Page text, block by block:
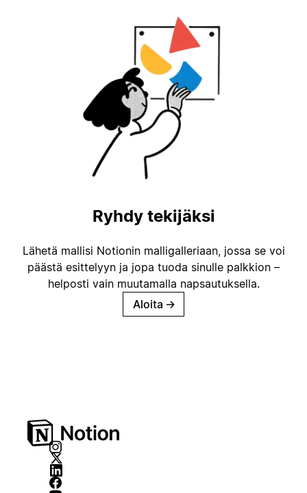
Ryhdy tekijäksi
Lähetä mallisi Notionin malligalleriaan, jossa se voi
päästä esittelyyn ja jopa tuoda sinulle palkkion –
helposti vain muutamalla napsautuksella.
Aloita →